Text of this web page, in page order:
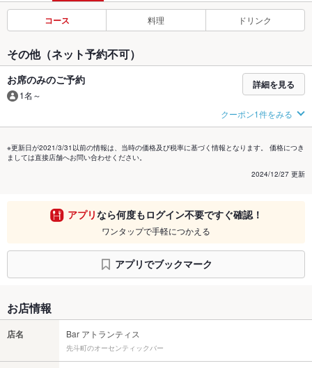
コース 料理 ドリンク
その他（ネット予約不可）
お席のみのご予約
1名～
詳細を見る
クーポン1件をみる
※更新日が2021/3/31以前の情報は、当時の価格及び税率に基づく情報となります。 価格につき
ましては直接店舗へお問い合わせください。
2024/12/27 更新
アプリなら何度もログイン不要ですぐ確認！
ワンタップで手軽につかえる
アプリでブックマーク
お店情報
店名 Bar アトランティス
先斗町のオーセンティックバー